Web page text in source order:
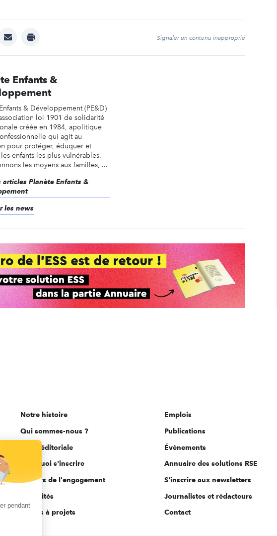
mail print Signaler un contenu inapproprié
Enfants &
& Développement (PE&D)
loi 1901 de solidarité
créée en 1984, apolitique
qui agit au
pour protéger, éduquer et
enfants les plus vulnérables.
les moyens aux familles, ...
articles Planète Enfants &
les news
Notre histoire
Qui sommes-nous ?
Ligne éditoriale
Pourquoi s'inscrire
Acteurs de l'engagement
Actualités
Appels à projets
Emplois
Publications
Évènements
Annuaire des solutions RSE
S'inscrire aux newsletters
Journalistes et rédacteurs
Contact
pendant